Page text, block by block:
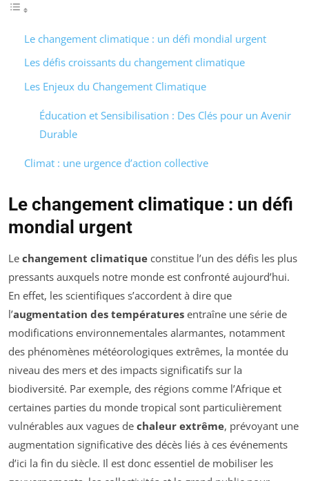
Le changement climatique : un défi mondial urgent
Les défis croissants du changement climatique
Les Enjeux du Changement Climatique
Éducation et Sensibilisation : Des Clés pour un Avenir
Durable
Climat : une urgence d’action collective
Le changement climatique : un défi
mondial urgent
Le changement climatique constitue l’un des défis les plus
pressants auxquels notre monde est confronté aujourd’hui.
En effet, les scientifiques s’accordent à dire que
l’augmentation des températures entraîne une série de
modifications environnementales alarmantes, notamment
des phénomènes météorologiques extrêmes, la montée du
niveau des mers et des impacts significatifs sur la
biodiversité. Par exemple, des régions comme l’Afrique et
certaines parties du monde tropical sont particulièrement
vulnérables aux vagues de chaleur extrême, prévoyant une
augmentation significative des décès liés à ces événements
d’ici la fin du siècle. Il est donc essentiel de mobiliser les